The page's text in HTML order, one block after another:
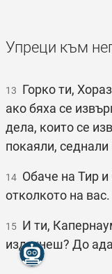
Упреци към
13 Горко ти,
ако бяха се
дела, които се
покаяли,
14 Обаче на Тир
отколкото на вас.
15 И ти,
издигнеш? До